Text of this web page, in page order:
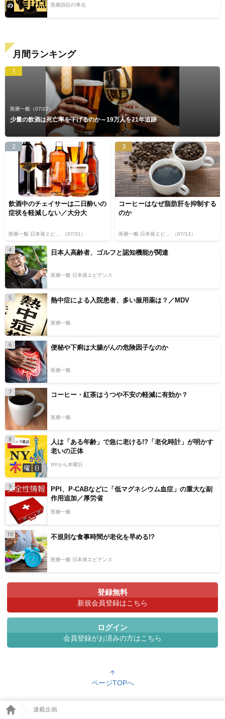
医療訴訟の争点
月間ランキング
1
医療一般 （07/22）
少量の飲酒は死亡率を下げるのか～19万人を21年追跡
2
飲酒中のチェイサーは二日酔いの
症状を軽減しない／大分大
医療一般 日本発エビデンス （07/31）
3
コーヒーはなぜ脂肪肝を抑制する
のか
医療一般 日本発エビデンス （07/13）
4 日本人高齢者、ゴルフと認知機能が関連
医療一般 日本発エビデンス
5 熱中症による入院患者、多い服用薬は？／MDV
医療一般
6 便秘や下痢は大腸がんの危険因子なのか
医療一般
7 コーヒー・紅茶はうつや不安の軽減に有効か？
医療一般
8
人は「ある年齢」で急に老ける!?「老化時計」が明かす
老いの正体
NYから木曜日
9
PPI、P-CABなどに「低マグネシウム血症」の重大な副
作用追加／厚労省
医療一般
10 不規則な食事時間が老化を早める!?
医療一般 日本発エビデンス
登録無料
新規会員登録はこちら
ログイン
会員登録がお済みの方はこちら
ページTOPへ
連載企画